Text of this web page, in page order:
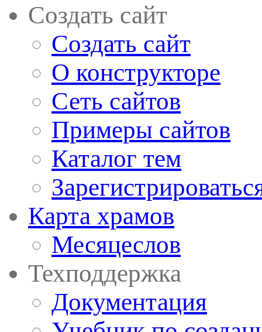
Создать сайт
Создать сайт
О конструкторе
Сеть сайтов
Примеры сайтов
Каталог тем
Карта храмов
Месяцеслов
Техподдержка
Документация